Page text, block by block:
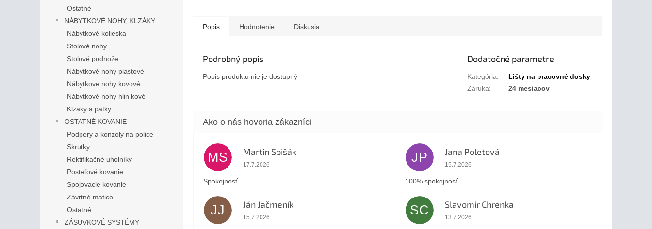
Ostatné
NÁBYTKOVÉ NOHY, KLZÁKY
Nábytkové kolieska
Stolové nohy
Stolové podnože
Nábytkové nohy plastové
Nábytkové nohy kovové
Nábytkové nohy hliníkové
Klzáky a pätky
OSTATNÉ KOVANIE
Podpery a konzoly na police
Skrutky
Rektifikačné uholníky
Posteľové kovanie
Spojovacie kovanie
Závrtné matice
Ostatné
ZÁSUVKOVÉ SYSTÉMY
Popis Hodnotenie Diskusia
Podrobný popis
Popis produktu nie je dostupný
Dodatočné parametre
Kategória:
Lišty na pracovné dosky
Záruka: 24 mesiacov
MS Martin Spišák
Hodnotenie obchodu je 5 z 5 hviezdičiek.
17.7.2026
Spokojnosť
JP Jana Poletová
Hodnotenie obchodu je 5 z 5 hviezdičiek.
15.7.2026
100% spokojnosť
JJ Ján Jačmeník
Hodnotenie obchodu je 5 z 5 hviezdičiek.
15.7.2026 SC Slavomir Chrenka
Hodnotenie obchodu je 5 z 5 hviezdičiek.
13.7.2026